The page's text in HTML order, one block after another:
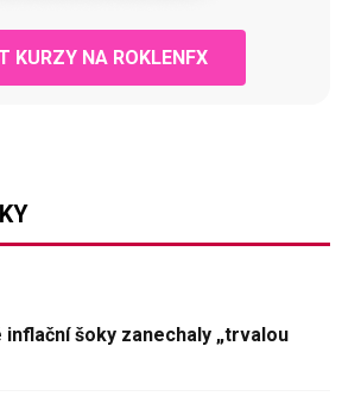
KURZY NA ROKLENFX
inflační šoky zanechaly „trvalou